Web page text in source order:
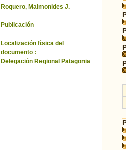
Roquero, Maimonides J.
Publicación
Localización física del
documento :
Delegación Regional Patagonia